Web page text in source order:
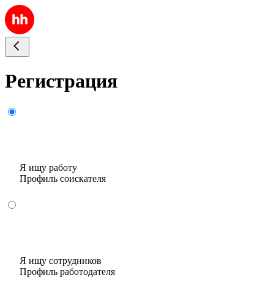
Регистрация
Я ищу работу
Профиль соискателя
Я ищу сотрудников
Профиль работодателя